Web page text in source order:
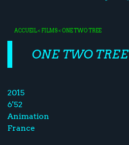
ACCUEIL< FILMS< ONE TWO TREE
ONE TWO TREE
2015
6'52
Animation
France